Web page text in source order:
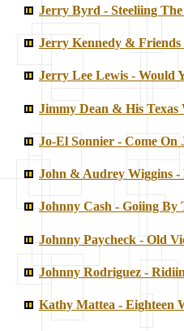
Jerry Byrd - Steeliing The
Jerry Kennedy & Friends
Jerry Lee Lewis - Would
Jimmy Dean & His
Jo-El Sonnier - Come On
John & Audrey Wiggins
Johnny Cash - Goiing By
Johnny Paycheck - Old
Johnny Rodriguez -
Kathy Mattea - Eighteen